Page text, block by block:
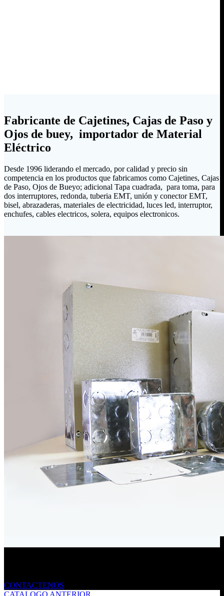
Fabricante de Cajetines, Cajas de Paso y
Ojos de buey, importador de Material
Eléctrico
Desde 1996 liderando el mercado, por calidad y precio sin
competencia en los productos que fabricamos como Cajetines, Cajas
de Paso, Ojos de Bueyo; adicional Tapa cuadrada, para toma, para
dos interruptores, redonda, tuberia EMT, unión y conector EMT,
bisel, abrazaderas, materiales de electricidad, luces led, interruptor,
enchufes, cables electricos, solera, equipos electronicos.
CONTACTENOS
CATALOGO ANTERIOR